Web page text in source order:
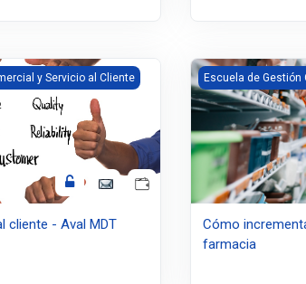
de servicio al cliente - Aval MDT
y Servicio al Cliente
cliente - Aval MDT
Imagen del curso
Escuela de Gestión
Cómo
farmacia